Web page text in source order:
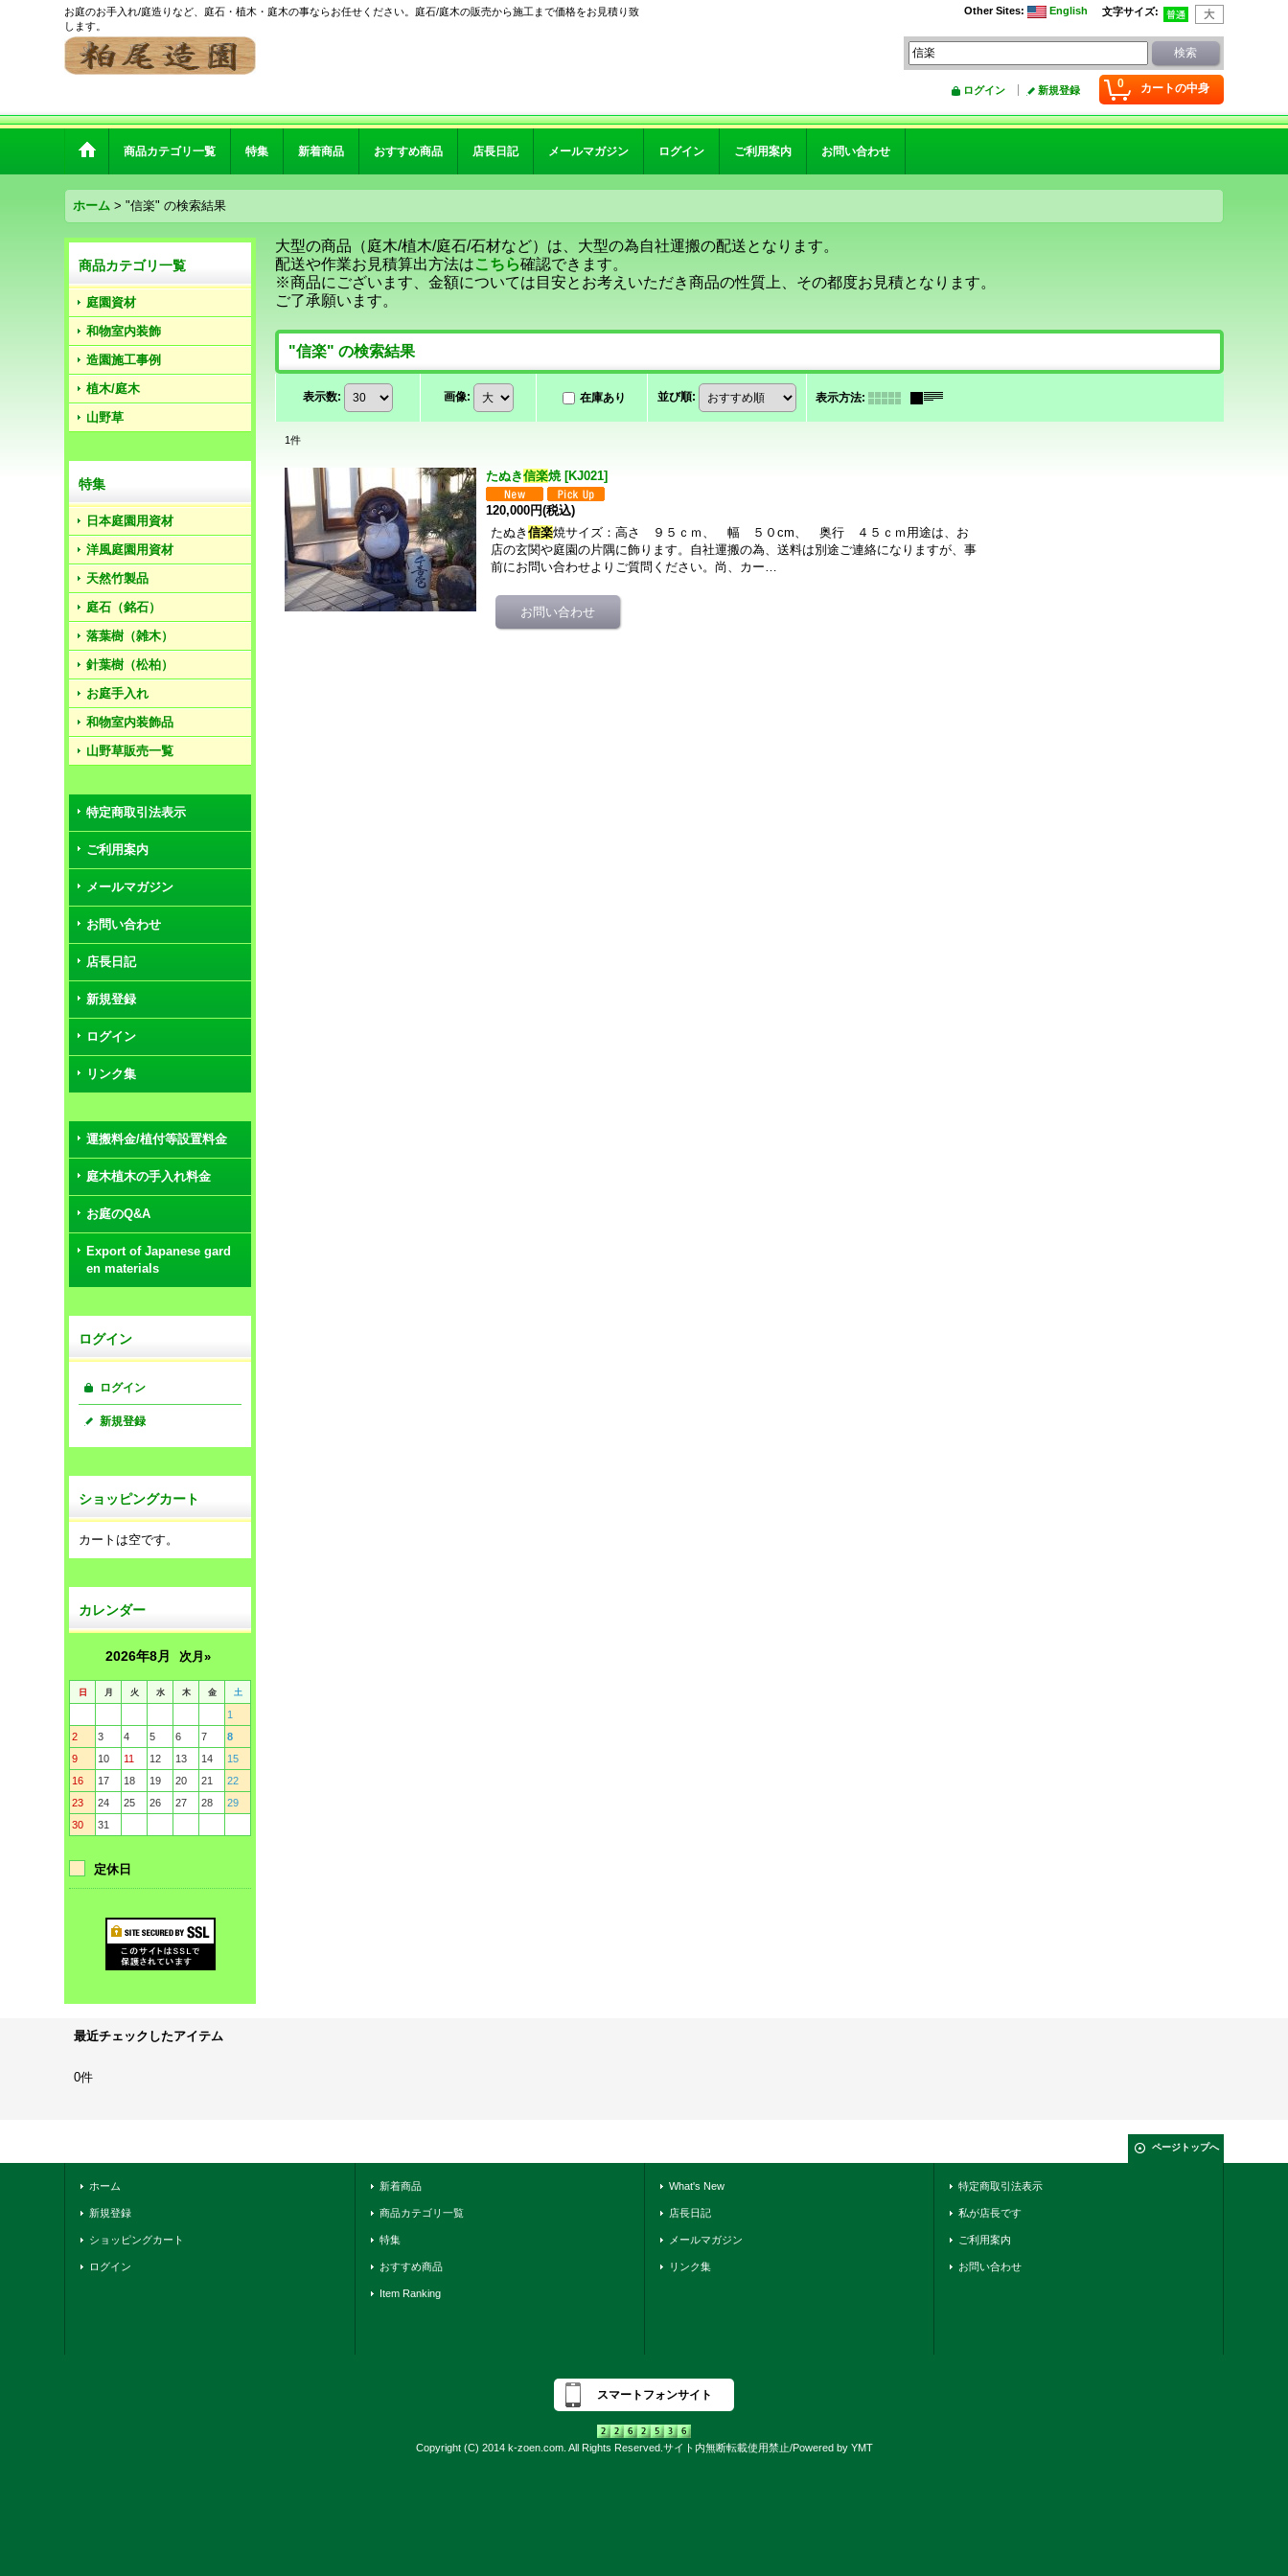
お庭のお手入れ/庭造りなど、庭石・植木・庭木の事ならお任せください。庭石/庭木の販売から施工まで価格をお見積り致
します。
文字サイズ:
Other Sites: English
0 カートの中身
ログイン 新規登録
商品カテゴリ一覧 特集 新着商品 おすすめ商品 店長日記 メールマガジン ログイン ご利用案内 お問い合わせ
ホーム > "信楽" の検索結果
商品カテゴリ一覧
庭園資材
和物室内装飾
造園施工事例
植木/庭木
山野草
特集
日本庭園用資材
洋風庭園用資材
天然竹製品
庭石（銘石）
落葉樹（雑木）
針葉樹（松柏）
お庭手入れ
和物室内装飾品
山野草販売一覧
特定商取引法表示
ご利用案内
メールマガジン
お問い合わせ
店長日記
新規登録
ログイン
リンク集
運搬料金/植付等設置料金
庭木植木の手入れ料金
お庭のQ&A
Export of Japanese gard
en materials
ログイン
ログイン
新規登録
ショッピングカート
カートは空です。
カレンダー
2026年8月 次月»
日 月 火 水 木 金 土
1
2
3 4 5 6 7
8
9
10 11 12 13 14
15
16
17 18 19 20 21
22
23
24 25 26 27 28
29
30
31
定休日
大型の商品（庭木/植木/庭石/石材など）は、大型の為自社運搬の配送となります。
配送や作業お見積算出方法はこちら確認できます。
※商品にございます、金額については目安とお考えいただき商品の性質上、その都度お見積となります。
ご了承願います。
"信楽" の検索結果
表示数: 画像: 在庫あり 並び順: 表示方法:
1件
たぬき信楽焼 [KJ021]
120,000円(税込)
たぬき信楽焼サイズ：高さ ９５ｃｍ、 幅 ５０cm、 奥行 ４５ｃｍ用途は、お
店の玄関や庭園の片隅に飾ります。自社運搬の為、送料は別途ご連絡になりますが、事
前にお問い合わせよりご質問ください。尚、カー…
最近チェックしたアイテム
0件
ページトップへ
ホーム
新規登録
ショッピングカート
ログイン
新着商品
商品カテゴリ一覧
特集
おすすめ商品
Item Ranking
What's New
店長日記
メールマガジン
リンク集
特定商取引法表示
私が店長です
ご利用案内
お問い合わせ
スマートフォンサイト
Copyright (C) 2014 k-zoen.com. All Rights Reserved.サイト内無断転載使用禁止/Powered by YMT